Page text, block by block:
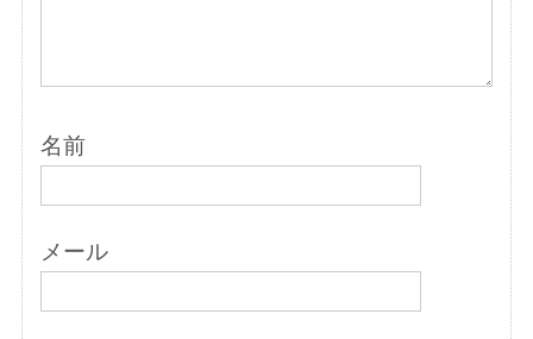
名前
メール